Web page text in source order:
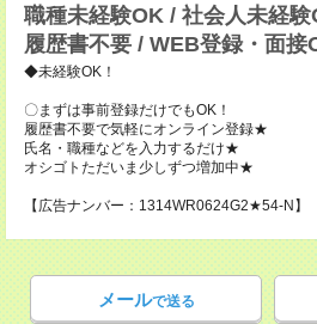
職種未経験OK / 社会人未経
履歴書不要 / WEB登録・面接
◆未経験OK！
〇まずは事前登録だけでもOK！
履歴書不要で気軽にオンライン登録★
氏名・職種などを入力するだけ★
オシゴトただいま少しずつ増加中★
【広告ナンバー：1314WR0624G2★54-N】
メールで送る